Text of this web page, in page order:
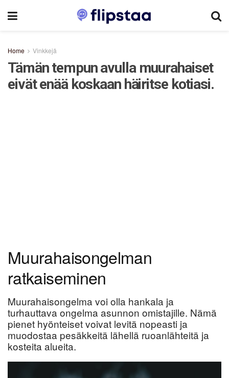
Home Vinkkejä
Tämän tempun avulla muurahaiset
eivät enää koskaan häiritse kotiasi.
Muurahaisongelman
ratkaiseminen
Muurahaisongelma voi olla hankala ja
turhauttava ongelma asunnon omistajille. Nämä
pienet hyönteiset voivat levitä nopeasti ja
muodostaa pesäkkeitä lähellä ruoanlähteitä ja
kosteita alueita.